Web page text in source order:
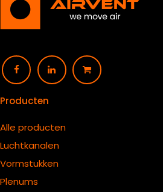
Producten
Alle producten
Luchtkanalen
Vormstukken
Plenums